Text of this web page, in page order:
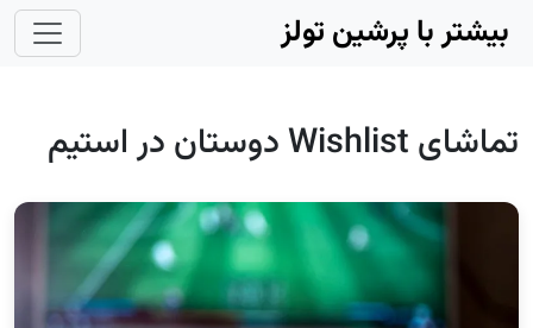
Skip to main content
بیشتر با پرشین تولز
تماشای Wishlist دوستان در استیم